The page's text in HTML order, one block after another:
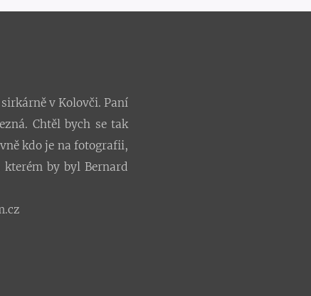
v Kolovči. Paní
Chtěl bych se tak
kdo je na fotografii,
by byl Bernard